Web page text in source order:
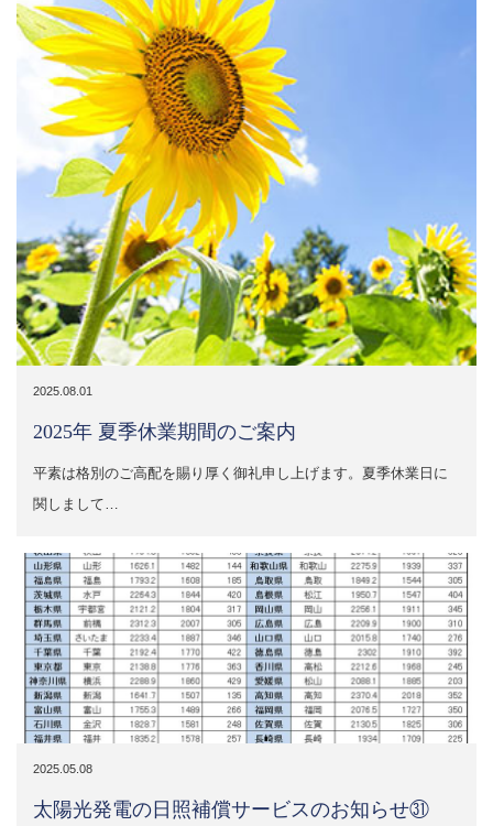
2025.08.01
2025年 夏季休業期間のご案内
平素は格別のご高配を賜り厚く御礼申し上げます。夏季休業日に
関しまして…
2025.05.08
太陽光発電の日照補償サービスのお知らせ㉛